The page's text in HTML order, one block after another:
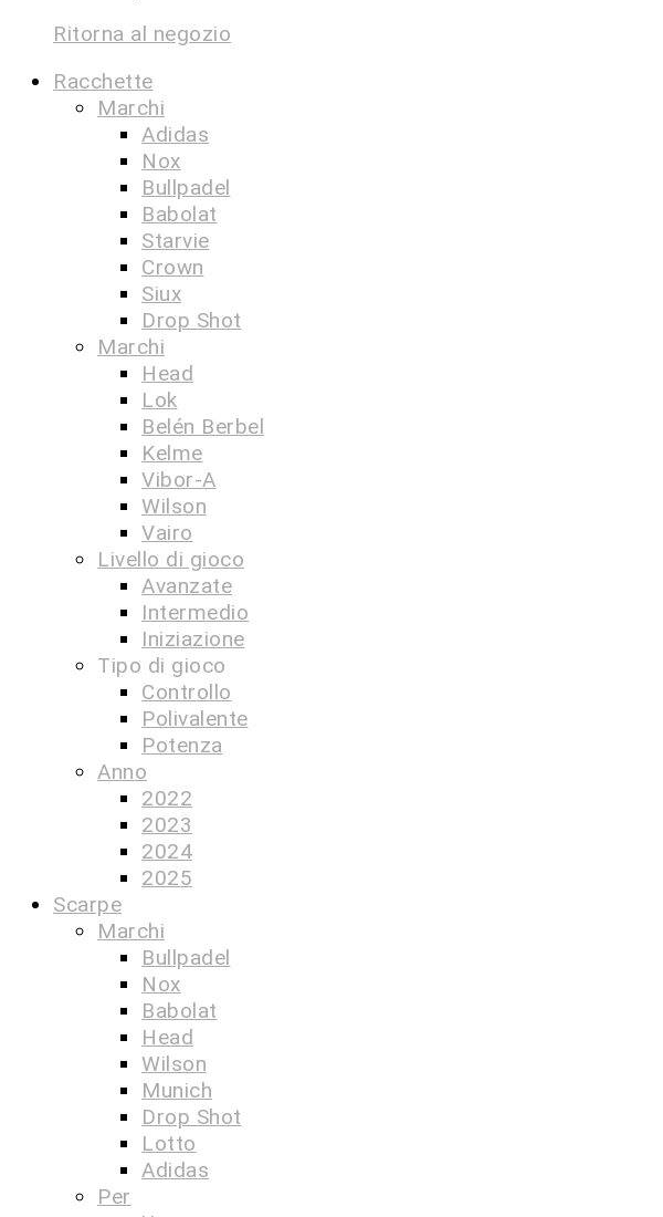
Ritorna al negozio
Racchette
Marchi
Adidas
Nox
Bullpadel
Babolat
Starvie
Crown
Siux
Drop Shot
Marchi
Head
Lok
Belén Berbel
Kelme
Vibor-A
Wilson
Vairo
Livello di gioco
Avanzate
Intermedio
Iniziazione
Tipo di gioco
Controllo
Polivalente
Potenza
Anno
2022
2023
2024
2025
Scarpe
Marchi
Bullpadel
Nox
Babolat
Head
Wilson
Munich
Drop Shot
Lotto
Adidas
Per